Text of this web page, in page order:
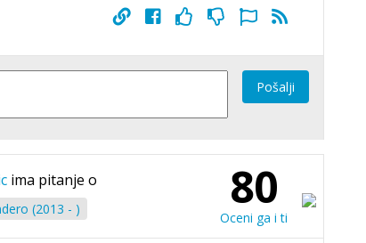
Pošalji
ima pitanje o
(2013 - ) 80
Oceni ga i ti